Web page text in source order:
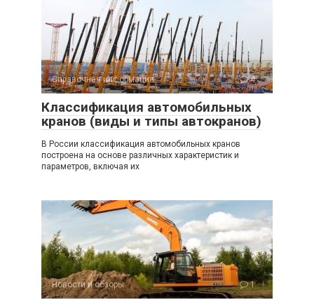
Справочная информация 4
Классификация автомобильных
кранов (виды и типы автокранов)
В России классификация автомобильных кранов
построена на основе различных характеристик и
параметров, включая их
Новости и обзоры 1